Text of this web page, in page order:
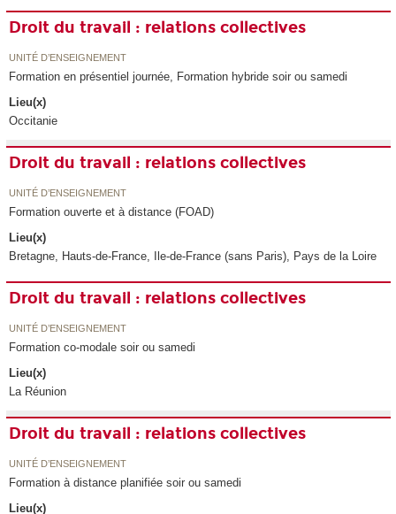
Droit du travail : relations collectives
UNITÉ D’ENSEIGNEMENT
Formation en présentiel journée, Formation hybride soir ou samedi
Lieu(x)
Occitanie
Droit du travail : relations collectives
UNITÉ D’ENSEIGNEMENT
Formation ouverte et à distance (FOAD)
Lieu(x)
Bretagne, Hauts-de-France, Ile-de-France (sans Paris), Pays de la Loire
Droit du travail : relations collectives
UNITÉ D’ENSEIGNEMENT
Formation co-modale soir ou samedi
Lieu(x)
La Réunion
Droit du travail : relations collectives
UNITÉ D’ENSEIGNEMENT
Formation à distance planifiée soir ou samedi
Lieu(x)